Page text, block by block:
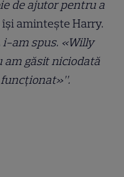
de ajutor pentru a
își amintește Harry.
am spus. «Willy
am găsit niciodată